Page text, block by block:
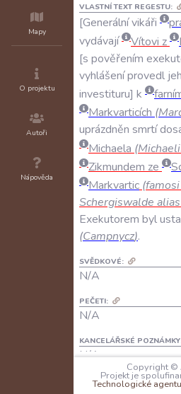
Mapy
O projektu
Autoři
Nápověda
VLASTNÍ TEXT REGESTU:
Generálnívikáři
vydávají
Vítovi z
s pověřením
vyhlášeníprovedl
investituru k
Markvarticích (
uprázdněn smrtí
Michaela (
Zikmundem ze
Markvartic (famosi
Schergiswalde alias
Exekutorem byl
(Campnycz).
SVĚDKOVÉ:
N/A
PEČETI:
N/A
KANCELÁŘSKÉ
N/A
JAZYK:
Copyright ©
Projekt je
Technologické